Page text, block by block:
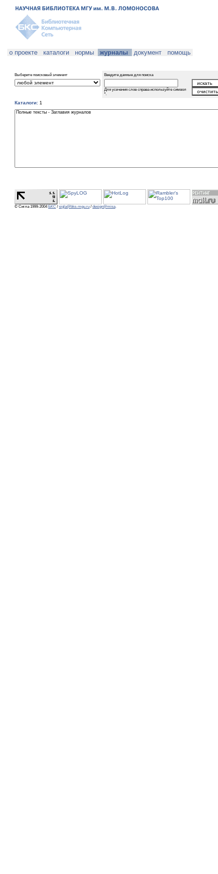
о проекте каталоги нормы журналы документ помощь
Выберите поисковый элемент Введите данные для поиска
Для усечения слов справа используйте символ
*.
Каталоги: 1
© Сигла 1999-2004 БКС / sigla@bks-mgu.ru / design@misa.